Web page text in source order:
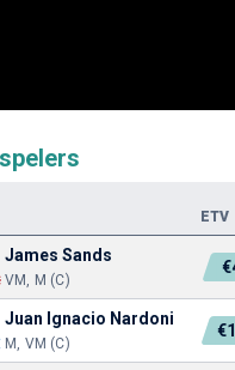
ETV
James Sands
VM, M (C)
Juan Ignacio Nardoni
M, VM (C)